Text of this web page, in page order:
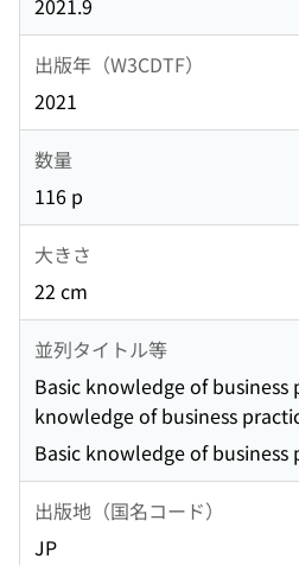
2021.9
出版年（W3CDTF）
2021
数量
116 p
大きさ
22 cm
並列タイトル等
Basic knowledge of business
knowledge of business
Basic knowledge of business
出版地（国名コード）
JP